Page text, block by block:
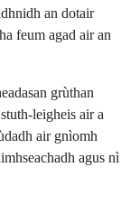
an dotair
feum agad air an
grùthan
leigheis air a
air gnìomh
agus nì